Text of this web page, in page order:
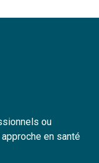
ou
en santé